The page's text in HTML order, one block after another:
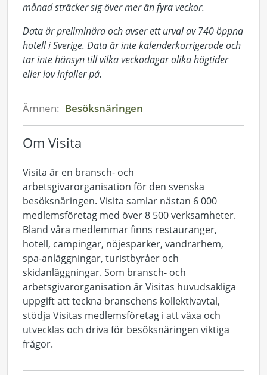
månad sträcker sig över mer än fyra veckor.
Data är preliminära och avser ett urval av 740 öppna
hotell i Sverige. Data är inte kalenderkorrigerade och
tar inte hänsyn till vilka veckodagar olika högtider
eller lov infaller på.
Ämnen: Besöksnäringen
Om Visita
Visita är en bransch- och
arbetsgivarorganisation för den svenska
besöksnäringen. Visita samlar nästan 6 000
medlemsföretag med över 8 500 verksamheter.
Bland våra medlemmar finns restauranger,
hotell, campingar, nöjesparker, vandrarhem,
spa-anläggningar, turistbyråer och
skidanläggningar. Som bransch- och
arbetsgivarorganisation är Visitas huvudsakliga
uppgift att teckna branschens kollektivavtal,
stödja Visitas medlemsföretag i att växa och
utvecklas och driva för besöksnäringen viktiga
frågor.